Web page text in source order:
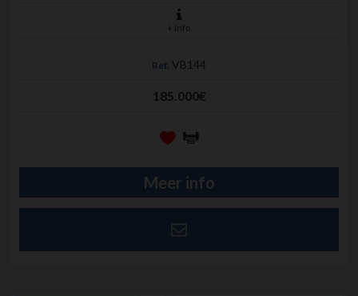
+ Info
Ref. VB144
185.000€
Meer info